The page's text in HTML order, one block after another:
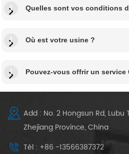
Quelles sont vos conditions
Où est votre usine ?
Pouvez-vous offrir un service
Add : No. 2 Hongsun Rd, Lubu
Zhejiang Province, China
Tél : +86 -13566387372